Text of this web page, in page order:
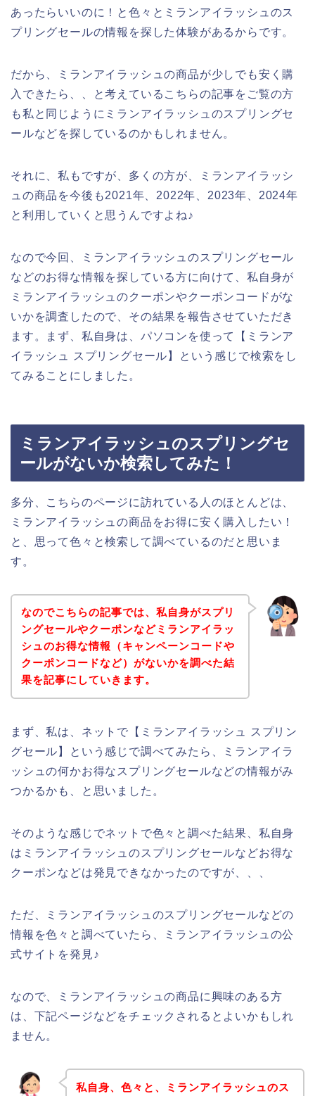
あったらいいのに！と色々とミランアイラッシュのス
プリングセールの情報を探した体験があるからです。
だから、ミランアイラッシュの商品が少しでも安く購
入できたら、、と考えているこちらの記事をご覧の方
も私と同じようにミランアイラッシュのスプリングセ
ールなどを探しているのかもしれません。
それに、私もですが、多くの方が、ミランアイラッシ
ュの商品を今後も2021年、2022年、2023年、2024年
と利用していくと思うんですよね♪
なので今回、ミランアイラッシュのスプリングセール
などのお得な情報を探している方に向けて、私自身が
ミランアイラッシュのクーポンやクーポンコードがな
いかを調査したので、その結果を報告させていただき
ます。まず、私自身は、パソコンを使って【ミランア
イラッシュ スプリングセール】という感じで検索をし
てみることにしました。
ミランアイラッシュのスプリングセ
ールがないか検索してみた！
多分、こちらのページに訪れている人のほとんどは、
ミランアイラッシュの商品をお得に安く購入したい！
と、思って色々と検索して調べているのだと思いま
す。
なのでこちらの記事では、私自身がスプリ
ングセールやクーポンなどミランアイラッ
シュのお得な情報（キャンペーンコードや
クーポンコードなど）がないかを調べた結
果を記事にしていきます。
まず、私は、ネットで【ミランアイラッシュ スプリン
グセール】という感じで調べてみたら、ミランアイラ
ッシュの何かお得なスプリングセールなどの情報がみ
つかるかも、と思いました。
そのような感じでネットで色々と調べた結果、私自身
はミランアイラッシュのスプリングセールなどお得な
クーポンなどは発見できなかったのですが、、、
ただ、ミランアイラッシュのスプリングセールなどの
情報を色々と調べていたら、ミランアイラッシュの公
式サイトを発見♪
なので、ミランアイラッシュの商品に興味のある方
は、下記ページなどをチェックされるとよいかもしれ
ません。
私自身、色々と、ミランアイラッシュのス